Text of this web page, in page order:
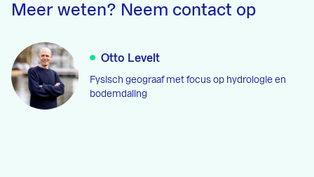
Meer weten? Neem contact op
Otto Levelt
Fysisch geograaf met focus op hydrologie en
bodemdaling